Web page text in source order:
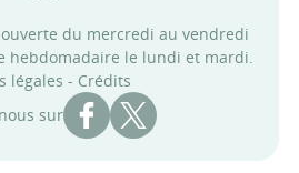
du mercredi au vendredi
hebdomadaire le lundi et mardi.
légales - Crédits
sur
Compte Facebook des
Compte X des